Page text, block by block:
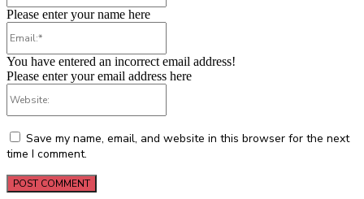
Please enter your name here
You have entered an incorrect email address!
Please enter your email address here
Save my name, email, and website in this browser for the next
time I comment.